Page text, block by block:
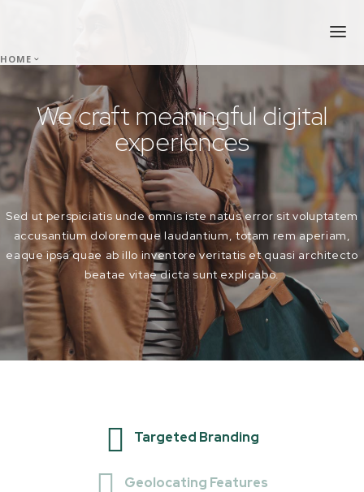
HOME
PROJECTS
BLOG
CONTACT
We craft meaningful digital
experiences
Sed ut perspiciatis unde omnis iste natus error sit voluptatem
accusantium doloremque laudantium, totam rem aperiam,
eaque ipsa quae ab illo inventore veritatis et quasi architecto
beatae vitae dicta sunt explicabo.
Targeted Branding
Geolocating Features